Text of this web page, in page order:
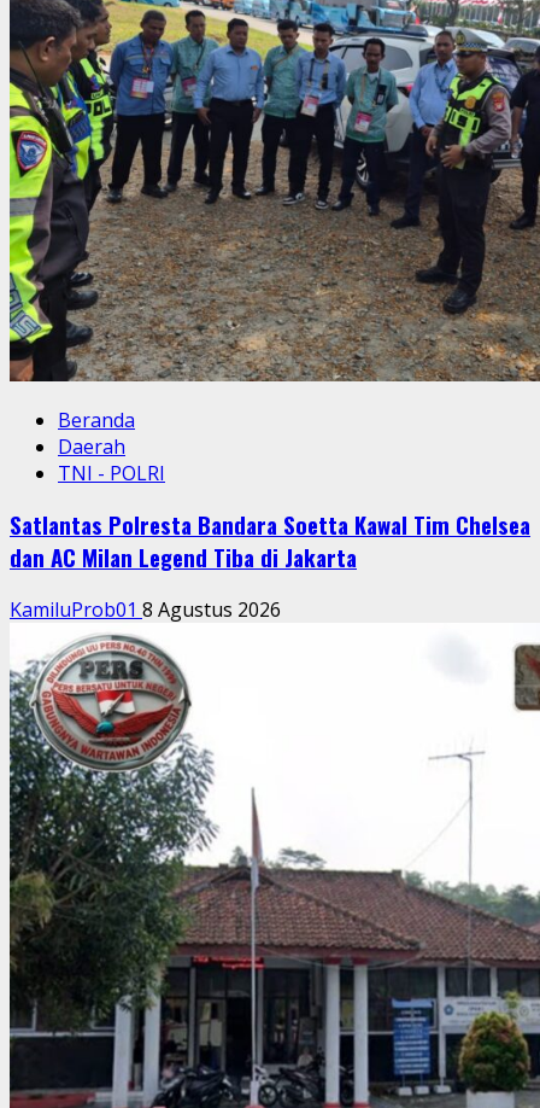
Beranda
Daerah
TNI - POLRI
Satlantas Polresta Bandara Soetta Kawal Tim Chelsea
dan AC Milan Legend Tiba di Jakarta
KamiluProb01 8 Agustus 2026